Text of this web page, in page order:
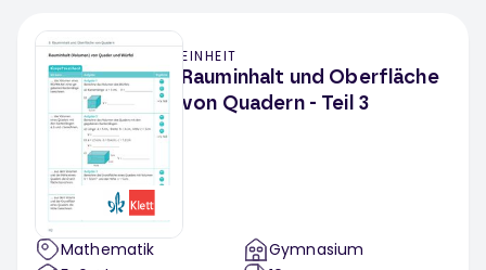
EINHEIT
Rauminhalt und Oberfläche
von Quadern - Teil 3
Mathematik
Gymnasium